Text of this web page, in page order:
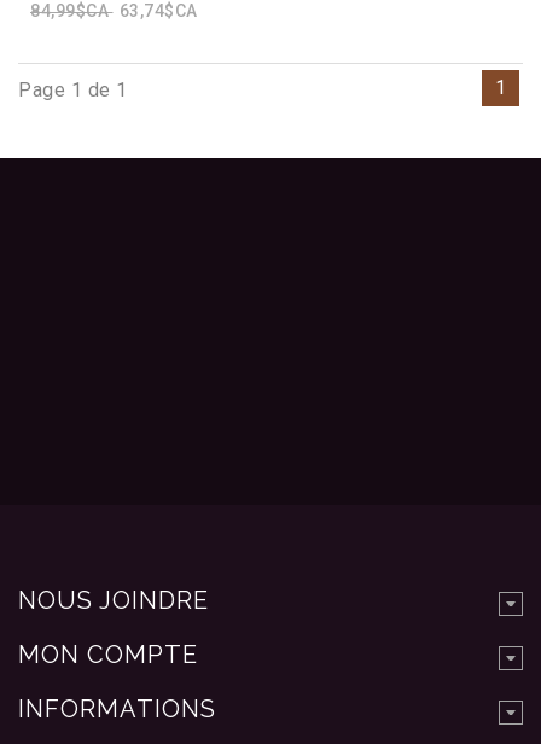
84,99$CA 63,74$CA
Page 1 de 1 1
NOUS JOINDRE
MON COMPTE
INFORMATIONS